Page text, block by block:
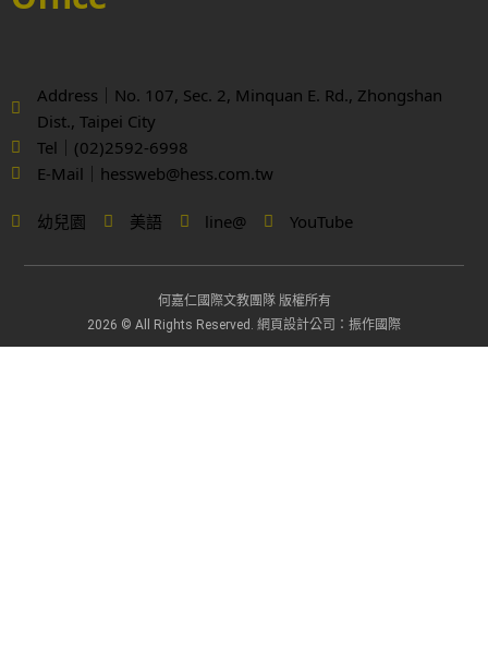
Address｜No. 107, Sec. 2, Minquan E. Rd., Zhongshan
Dist., Taipei City
Tel｜(02)2592-6998
E-Mail｜hessweb@hess.com.tw
幼兒園 美語 line@ YouTube
何嘉仁國際文教團隊 版權所有
2026 © All Rights Reserved. 網頁設計公司 ：振作國際